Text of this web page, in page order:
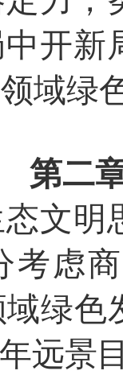
开新
域绿
第二
文明
考虑
域绿色
远景